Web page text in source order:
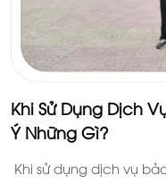
Khi Sử Dụng Dịch
Ý Những Gì?
Khi sử dụng dịch vụ